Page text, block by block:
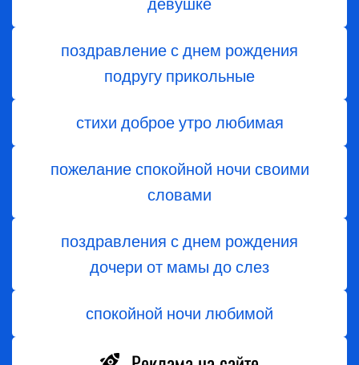
девушке
поздравление с днем рождения
подругу прикольные
стихи доброе утро любимая
пожелание спокойной ночи своими
словами
поздравления с днем ​​рождения
дочери от мамы до слез
спокойной ночи любимой